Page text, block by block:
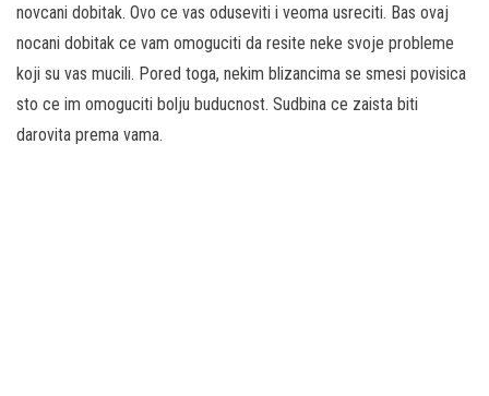
novcani dobitak. Ovo ce vas oduseviti i veoma usreciti. Bas ovaj
nocani dobitak ce vam omoguciti da resite neke svoje probleme
koji su vas mucili. Pored toga, nekim blizancima se smesi povisica
sto ce im omoguciti bolju buducnost. Sudbina ce zaista biti
darovita prema vama.